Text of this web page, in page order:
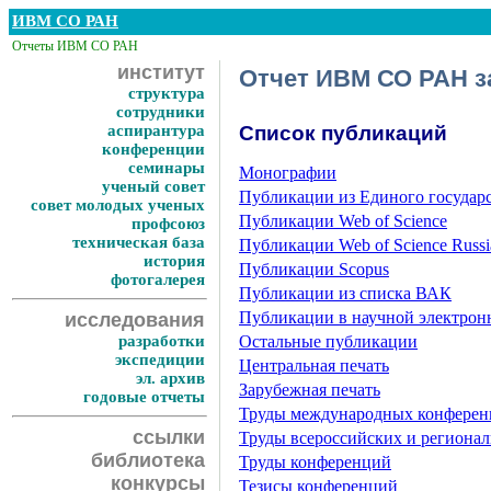
ИВМ СО РАН
Отчеты ИВМ СО РАН
институт
структура
сотрудники
аспирантура
конференции
семинары
ученый совет
совет молодых ученых
профсоюз
техническая база
история
фотогалерея
исследования
разработки
экспедиции
эл. архив
годовые отчеты
ссылки
библиотека
конкурсы
Отчет ИВМ СО РАН
Список публикаций
Монографии
Публикации из Единого
Публикации Web of Science
Публикации Web of Science
Публикации Scopus
Публикации из списка ВАК
Публикации в научной
Остальные публикации
Центральная печать
Зарубежная печать
Труды международных
Труды всероссийских и
Труды конференций
Тезисы конференций